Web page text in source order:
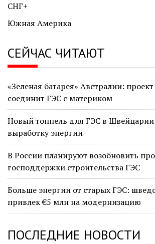
СНГ+
Южная Америка
СЕЙЧАС ЧИТАЮТ
«Зеленая батарея» Австралии:
соединит ГЭС с материком
Новый тоннель для ГЭС в Швейцарии
выработку энергии
В России планируют возобновить
господдержки строительства ГЭС
Больше энергии от старых ГЭС:
привлек €5 млн на модернизацию
ПОСЛЕДНИЕ НОВОСТИ